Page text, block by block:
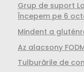
Grup de suport
Începem pe 6
Mindent a
Az alacsony
Tulburările de